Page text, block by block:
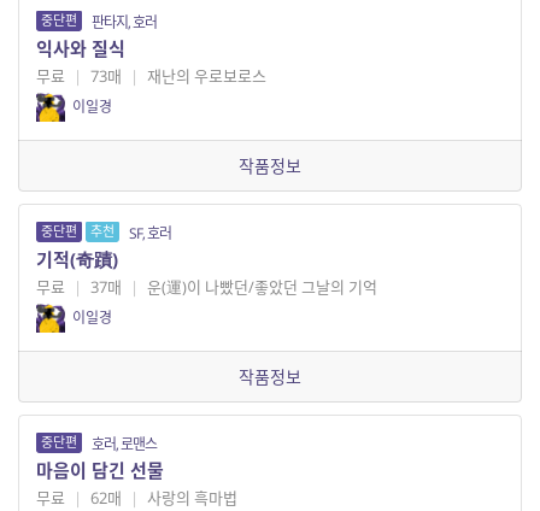
중단편 판타지, 호러
익사와 질식
무료 | 73매 | 재난의 우로보로스
이일경
작품정보
중단편 추천 SF, 호러
기적(奇蹟)
무료 | 37매 | 운(運)이 나빴던/좋았던 그날의 기억
이일경
작품정보
중단편 호러, 로맨스
마음이 담긴 선물
무료 | 62매 | 사랑의 흑마법